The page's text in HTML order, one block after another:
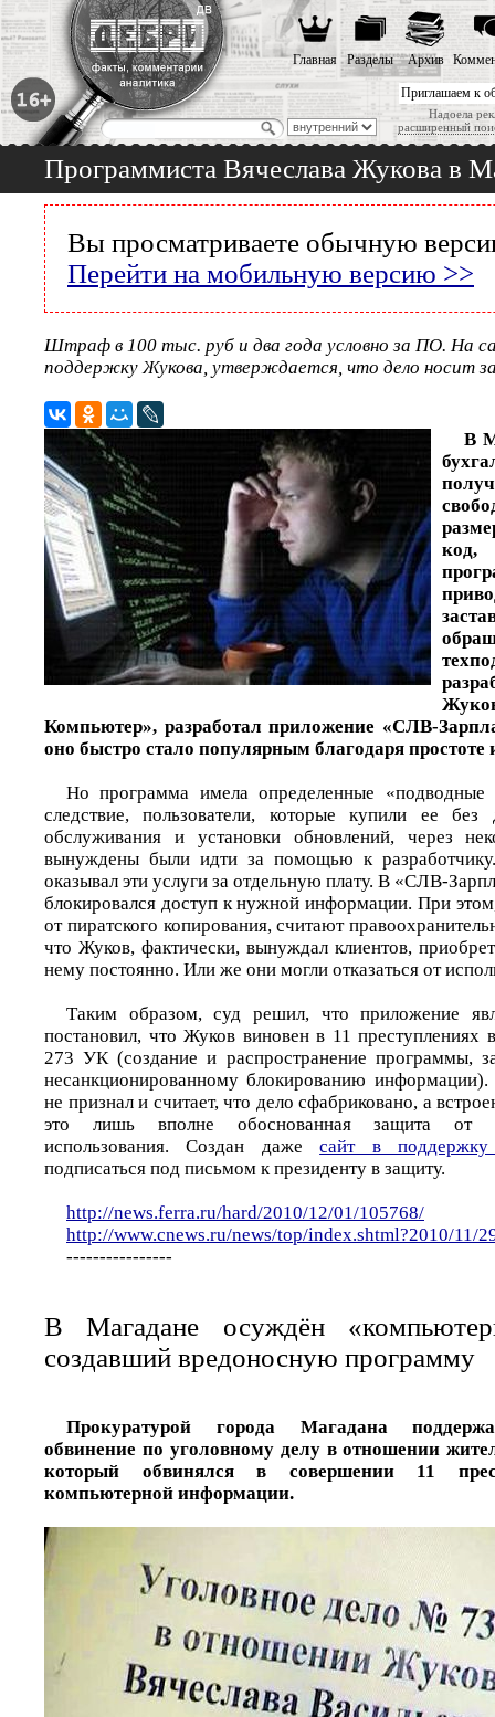
Приглашаем к
Надоела
расширенный
Главная Разделы Архив
Программиста Вячеслава Жукова в
Вы просматриваете обычную
Перейти на мобильную версию >>
Штраф в 100 тыс. руб и два года условно за ПО. На
поддержку Жукова, утверждается, что дело носит
В
Компьютер», разработал приложение «СЛВ-
оно быстро стало популярным благодаря простоте
Но программа имела определенные «подводные
следствие, пользователи, которые купили ее без
обслуживания и установки обновлений, через
вынуждены были идти за помощью к
оказывал эти услуги за отдельную плату. В «СЛВ-
блокировался доступ к нужной информации. При
от пиратского копирования, считают
что Жуков, фактически, вынуждал клиентов,
нему постоянно. Или же они могли отказаться от
Таким образом, суд решил, что приложение
постановил, что Жуков виновен в 11 преступлениях
273 УК (создание и распространение программы,
несанкционированному блокированию
не признал и считает, что дело сфабриковано, а
это лишь вполне обоснованная защита от
использования. Создан дажесайт в
подписаться под письмом к президенту в защиту.
http://news.ferra.ru/hard/2010/12/01/105768/
http://www.cnews.ru/news/top/index.shtml?2010/11/
----------------
В Магадане осуждён
создавший вредоносную программу
Прокуратурой города Магадана
обвинение по уголовному делу в отношении
который обвинялся в совершении 11
компьютерной информации.